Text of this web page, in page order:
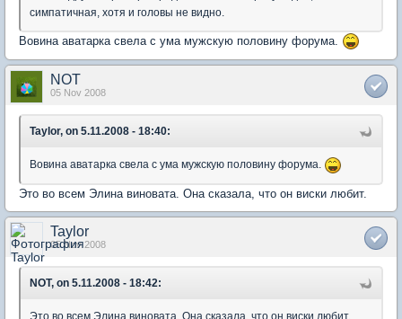
симпатичная, хотя и головы не видно.
Вовина аватарка свела с ума мужскую половину форума.
NOT
05 Nov 2008
Taylor, on 5.11.2008 - 18:40:
Вовина аватарка свела с ума мужскую половину форума.
Это во всем Элина виновата. Она сказала, что он виски любит.
Taylor
05 Nov 2008
NOT, on 5.11.2008 - 18:42:
Это во всем Элина виновата. Она сказала, что он виски любит.